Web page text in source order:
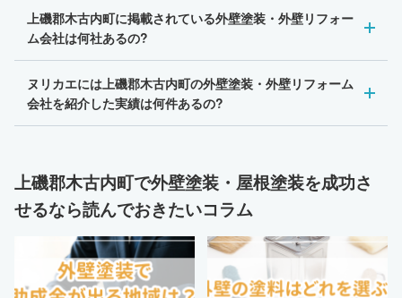
上磯郡木古内町に掲載されている外壁塗装・外壁リフォー
ム会社は何社あるの?
ヌリカエには上磯郡木古内町の外壁塗装・外壁リフォーム
会社を紹介した実績は何件あるの?
上磯郡木古内町で外壁塗装・屋根塗装を成功さ
せるなら読んでおきたいコラム